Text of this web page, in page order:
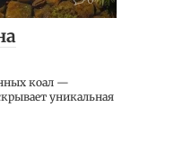
коал —
уникальная